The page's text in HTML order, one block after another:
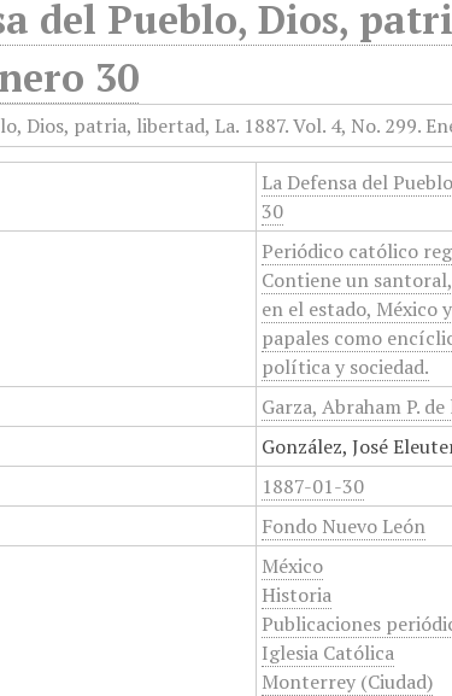
del Pueblo, Dios,
30
La Defensa del
30
Periódico católico
Contiene un
en el estado, México
papales como
política y sociedad.
Garza, Abraham P.
González, José
1887-01-30
Fondo Nuevo León
México
Historia
Publicaciones
Iglesia Católica
Monterrey (Ciudad)